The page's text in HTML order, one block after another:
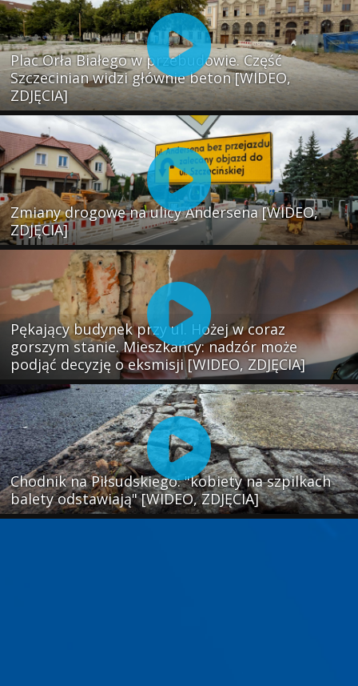
Plac Orła Białego w przebudowie. Część
Szczecinian widzi głównie beton [WIDEO,
ZDJĘCIA]
Zmiany drogowe na ulicy Andersena [WIDEO,
ZDJĘCIA]
Pękający budynek przy ul. Hożej w coraz
gorszym stanie. Mieszkańcy: nadzór może
podjąć decyzję o eksmisji [WIDEO, ZDJĘCIA]
Chodnik na Piłsudskiego: "kobiety na szpilkach
balety odstawiają" [WIDEO, ZDJĘCIA]